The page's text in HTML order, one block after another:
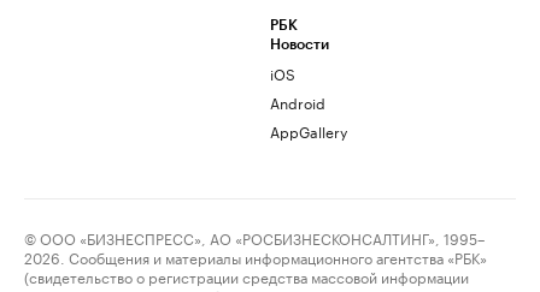
РБК
Новости
iOS
Android
AppGallery
© ООО «БИЗНЕСПРЕСС», АО «РОСБИЗНЕСКОНСАЛТИНГ», 1995–
2026. Сообщения и материалы информационного агентства «РБК»
(свидетельство о регистрации средства массовой информации